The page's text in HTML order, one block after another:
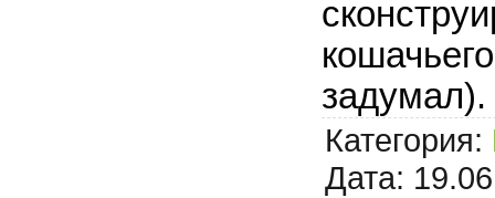
задумал).
Категория:
Дата: